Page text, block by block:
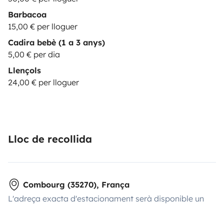
Barbacoa
15,00 € per lloguer
Cadira bebè (1 a 3 anys)
5,00 € per dia
Llençols
24,00 € per lloguer
Lloc de recollida
Combourg (35270), França
L'adreça exacta d'estacionament serà disponible un